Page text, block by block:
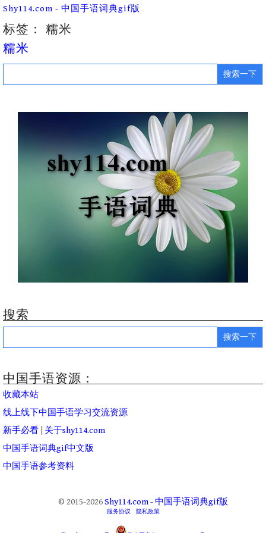
Skip
content
Shy114.com - 中国手语词典gif版
标签： 糯米
糯米
Search
搜索
Search
中国手语资源：
收藏本站
线上线下中国手语学习交流资源
新手必看
关于shy114.com
中国手语词典gif中文版
中国手语参考资料
© 2015-2026Shy114.com - 中国手语词典gif版
服务协议 隐私政策